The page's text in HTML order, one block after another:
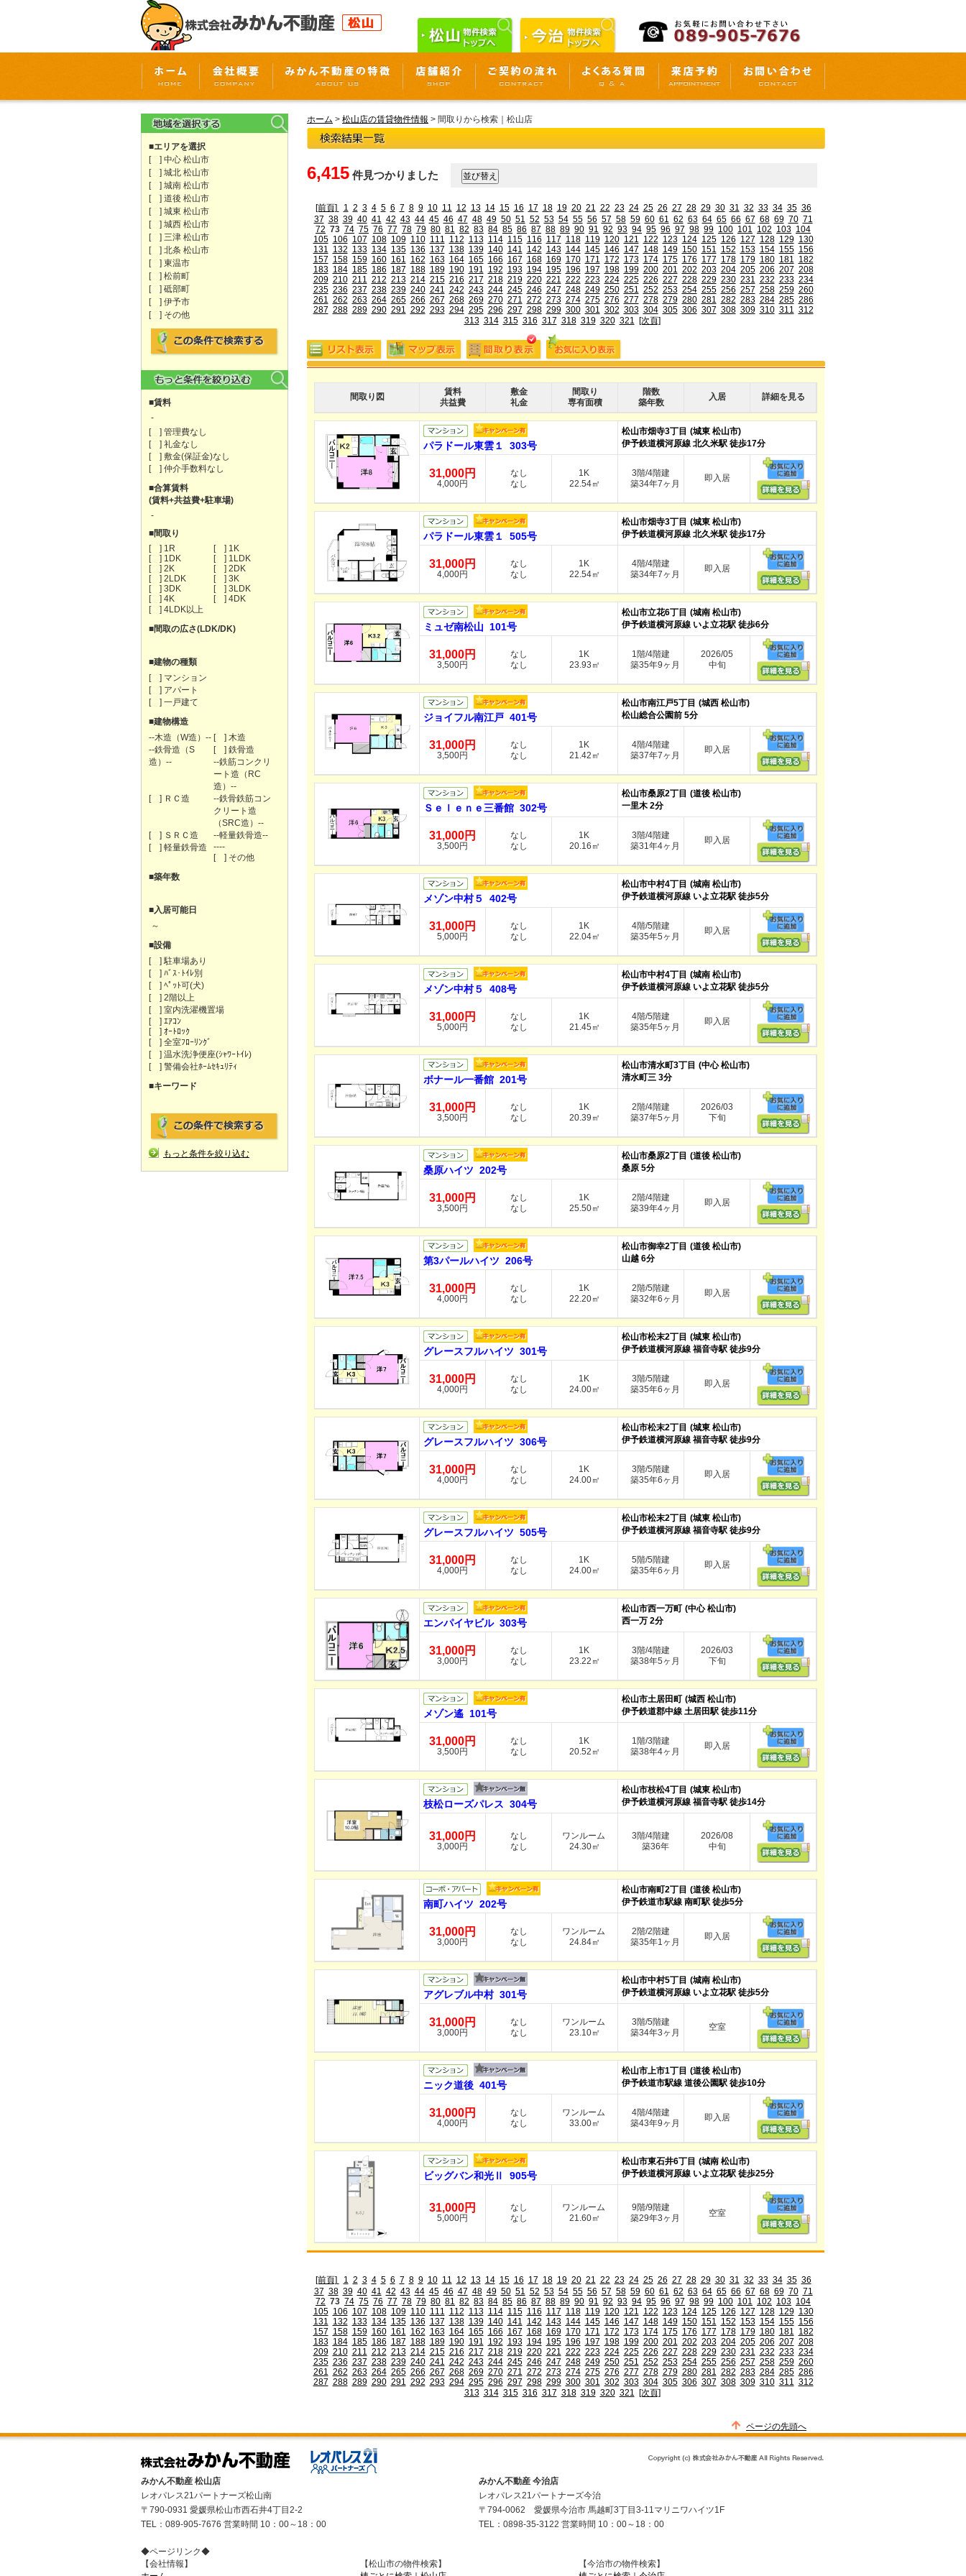
■エリアを選択
[ ] 中心 松山市
[ ] 城北 松山市
[ ] 城南 松山市
[ ] 道後 松山市
[ ] 城東 松山市
[ ] 城西 松山市
[ ] 三津 松山市
[ ] 北条 松山市
[ ] 東温市
[ ] 松前町
[ ] 砥部町
[ ] 伊予市
[ ] その他
■賃料
-
[ ] 管理費なし
[ ] 礼金なし
[ ] 敷金(保証金)なし
[ ] 仲介手数料なし
■合算賃料
(賃料+共益費+駐車場)
-
■間取り
[ ] 1R
[ ] 1K
[ ] 1DK
[ ] 1LDK
[ ] 2K
[ ] 2DK
[ ] 2LDK
[ ] 3K
[ ] 3DK
[ ] 3LDK
[ ] 4K
[ ] 4DK
[ ] 4LDK以上
■間取の広さ(LDK/DK)
■建物の種類
[ ] マンション
[ ] アパート
[ ] 一戸建て
■建物構造
--木造（W造）-- [ ] 木造
--鉄骨造（S
造）--
[ ] 鉄骨造
--鉄筋コンクリ
ート造（RC
造）--
[ ] ＲＣ造
--鉄骨鉄筋コン
クリート造
（SRC造）--
[ ] ＳＲＣ造
--軽量鉄骨造--
[ ] 軽量鉄骨造
----
[ ] その他
■築年数
■入居可能日
～
■設備
[ ] 駐車場あり
[ ] ﾊﾞｽ･ﾄｲﾚ別
[ ] ﾍﾟｯﾄ可(犬)
[ ] 2階以上
[ ] 室内洗濯機置場
[ ] ｴｱｺﾝ
[ ] ｵｰﾄﾛｯｸ
[ ] 全室ﾌﾛｰﾘﾝｸﾞ
[ ] 温水洗浄便座(ｼｬﾜｰﾄｲﾚ)
[ ] 警備会社ﾎｰﾑｾｷｭﾘﾃｨ
■キーワード
もっと条件を絞り込む
ホーム > 松山店の賃貸物件情報 > 間取りから検索｜松山店
6,415 件見つかりました
[前頁] 1 2 3 4 5 6 7 8 9 10 11 12 13 14 15 16 17 18 19 20 21 22 23 24 25 26 27 28 29 30 31 32 33 34 35 36
37 38 39 40 41 42 43 44 45 46 47 48 49 50 51 52 53 54 55 56 57 58 59 60 61 62 63 64 65 66 67 68 69 70 71
72 73 74 75 76 77 78 79 80 81 82 83 84 85 86 87 88 89 90 91 92 93 94 95 96 97 98 99 100 101 102 103 104
105 106 107 108 109 110 111 112 113 114 115 116 117 118 119 120 121 122 123 124 125 126 127 128 129 130
131 132 133 134 135 136 137 138 139 140 141 142 143 144 145 146 147 148 149 150 151 152 153 154 155 156
157 158 159 160 161 162 163 164 165 166 167 168 169 170 171 172 173 174 175 176 177 178 179 180 181 182
183 184 185 186 187 188 189 190 191 192 193 194 195 196 197 198 199 200 201 202 203 204 205 206 207 208
209 210 211 212 213 214 215 216 217 218 219 220 221 222 223 224 225 226 227 228 229 230 231 232 233 234
235 236 237 238 239 240 241 242 243 244 245 246 247 248 249 250 251 252 253 254 255 256 257 258 259 260
261 262 263 264 265 266 267 268 269 270 271 272 273 274 275 276 277 278 279 280 281 282 283 284 285 286
287 288 289 290 291 292 293 294 295 296 297 298 299 300 301 302 303 304 305 306 307 308 309 310 311 312
313 314 315 316 317 318 319 320 321 [次頁]
間取り図
賃料
共益費
敷金
礼金
間取り
専有面積
階数
築年数
入居 詳細を見る
パラドール東雲１ 303号
松山市畑寺3丁目 (城東 松山市)
伊予鉄道横河原線 北久米駅 徒歩17分
31,000円
4,000円
なし
なし
1K
22.54㎡
3階/4階建
築34年7ヶ月
即入居
パラドール東雲１ 505号
松山市畑寺3丁目 (城東 松山市)
伊予鉄道横河原線 北久米駅 徒歩17分
31,000円
4,000円
なし
なし
1K
22.54㎡
4階/4階建
築34年7ヶ月
即入居
ミュゼ南松山 101号
松山市立花6丁目 (城南 松山市)
伊予鉄道横河原線 いよ立花駅 徒歩6分
31,000円
3,500円
なし
なし
1K
23.93㎡
1階/4階建
築35年9ヶ月
2026/05
中旬
ジョイフル南江戸 401号
松山市南江戸5丁目 (城西 松山市)
松山総合公園前 5分
31,000円
3,500円
なし
なし
1K
21.42㎡
4階/4階建
築37年7ヶ月
即入居
Ｓｅｌｅｎｅ三番館 302号
松山市桑原2丁目 (道後 松山市)
一里木 2分
31,000円
3,500円
なし
なし
1K
20.16㎡
3階/4階建
築31年4ヶ月
即入居
メゾン中村５ 402号
松山市中村4丁目 (城南 松山市)
伊予鉄道横河原線 いよ立花駅 徒歩5分
31,000円
5,000円
なし
なし
1K
22.04㎡
4階/5階建
築35年5ヶ月
即入居
メゾン中村５ 408号
松山市中村4丁目 (城南 松山市)
伊予鉄道横河原線 いよ立花駅 徒歩5分
31,000円
5,000円
なし
なし
1K
21.45㎡
4階/5階建
築35年5ヶ月
即入居
ボナール一番館 201号
松山市清水町3丁目 (中心 松山市)
清水町三 3分
31,000円
3,500円
なし
なし
1K
20.39㎡
2階/4階建
築37年5ヶ月
2026/03
下旬
桑原ハイツ 202号
松山市桑原2丁目 (道後 松山市)
桑原 5分
31,000円
3,500円
なし
なし
1K
25.50㎡
2階/4階建
築39年4ヶ月
即入居
第3パールハイツ 206号
松山市御幸2丁目 (道後 松山市)
山越 6分
31,000円
4,000円
なし
なし
1K
22.20㎡
2階/5階建
築32年6ヶ月
即入居
グレースフルハイツ 301号
松山市松末2丁目 (城東 松山市)
伊予鉄道横河原線 福音寺駅 徒歩9分
31,000円
4,000円
なし
なし
1K
24.00㎡
3階/5階建
築35年6ヶ月
即入居
グレースフルハイツ 306号
松山市松末2丁目 (城東 松山市)
伊予鉄道横河原線 福音寺駅 徒歩9分
31,000円
4,000円
なし
なし
1K
24.00㎡
3階/5階建
築35年6ヶ月
即入居
グレースフルハイツ 505号
松山市松末2丁目 (城東 松山市)
伊予鉄道横河原線 福音寺駅 徒歩9分
31,000円
4,000円
なし
なし
1K
24.00㎡
5階/5階建
築35年6ヶ月
即入居
エンパイヤビル 303号
松山市西一万町 (中心 松山市)
西一万 2分
31,000円
3,000円
なし
なし
1K
23.22㎡
3階/4階建
築38年5ヶ月
2026/03
下旬
メゾン遙 101号
松山市土居田町 (城西 松山市)
伊予鉄道郡中線 土居田駅 徒歩11分
31,000円
3,500円
なし
なし
1K
20.52㎡
1階/3階建
築38年4ヶ月
即入居
枝松ローズパレス 304号
松山市枝松4丁目 (城東 松山市)
伊予鉄道横河原線 福音寺駅 徒歩14分
31,000円
3,000円
なし
なし
ワンルーム
24.30㎡
3階/4階建
築36年
2026/08
中旬
南町ハイツ 202号
松山市南町2丁目 (道後 松山市)
伊予鉄道市駅線 南町駅 徒歩5分
31,000円
3,000円
なし
なし
ワンルーム
24.84㎡
2階/2階建
築35年1ヶ月
即入居
アグレブル中村 301号
松山市中村5丁目 (城南 松山市)
伊予鉄道横河原線 いよ立花駅 徒歩5分
31,000円
3,000円
なし
なし
ワンルーム
23.10㎡
3階/5階建
築34年3ヶ月
空室
ニック道後 401号
松山市上市1丁目 (道後 松山市)
伊予鉄道市駅線 道後公園駅 徒歩10分
31,000円
4,000円
なし
なし
ワンルーム
33.00㎡
4階/4階建
築43年9ヶ月
即入居
ビッグバン和光Ⅱ 905号
松山市東石井6丁目 (城南 松山市)
伊予鉄道横河原線 いよ立花駅 徒歩25分
31,000円
5,000円
なし
なし
ワンルーム
21.60㎡
9階/9階建
築29年3ヶ月
空室
[前頁] 1 2 3 4 5 6 7 8 9 10 11 12 13 14 15 16 17 18 19 20 21 22 23 24 25 26 27 28 29 30 31 32 33 34 35 36
37 38 39 40 41 42 43 44 45 46 47 48 49 50 51 52 53 54 55 56 57 58 59 60 61 62 63 64 65 66 67 68 69 70 71
72 73 74 75 76 77 78 79 80 81 82 83 84 85 86 87 88 89 90 91 92 93 94 95 96 97 98 99 100 101 102 103 104
105 106 107 108 109 110 111 112 113 114 115 116 117 118 119 120 121 122 123 124 125 126 127 128 129 130
131 132 133 134 135 136 137 138 139 140 141 142 143 144 145 146 147 148 149 150 151 152 153 154 155 156
157 158 159 160 161 162 163 164 165 166 167 168 169 170 171 172 173 174 175 176 177 178 179 180 181 182
183 184 185 186 187 188 189 190 191 192 193 194 195 196 197 198 199 200 201 202 203 204 205 206 207 208
209 210 211 212 213 214 215 216 217 218 219 220 221 222 223 224 225 226 227 228 229 230 231 232 233 234
235 236 237 238 239 240 241 242 243 244 245 246 247 248 249 250 251 252 253 254 255 256 257 258 259 260
261 262 263 264 265 266 267 268 269 270 271 272 273 274 275 276 277 278 279 280 281 282 283 284 285 286
287 288 289 290 291 292 293 294 295 296 297 298 299 300 301 302 303 304 305 306 307 308 309 310 311 312
313 314 315 316 317 318 319 320 321 [次頁]
ページの先頭へ
みかん不動産 松山店
レオパレス21パートナーズ松山南
〒790-0931 愛媛県松山市西石井4丁目2-2
TEL：089-905-7676 営業時間 10：00～18：00
みかん不動産 今治店
レオパレス21パートナーズ今治
〒794-0062 愛媛県今治市 馬越町3丁目3-11マリニワハイツ1F
TEL：0898-35-3122 営業時間 10：00～18：00
◆ページリンク◆
【会社情報】
【松山市の物件検索】
【今治市の物件検索】